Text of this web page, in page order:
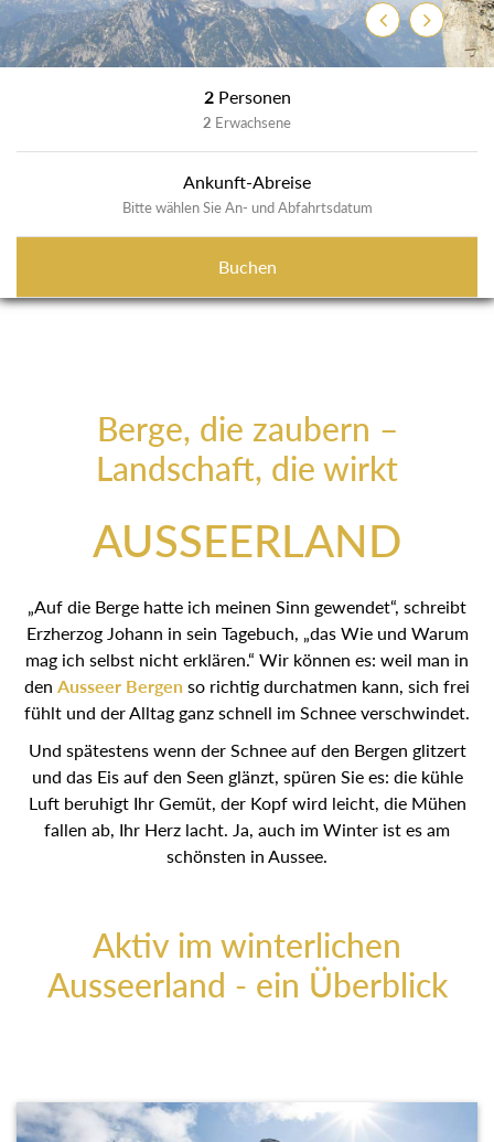
ZurückWeiter
2 Personen
2 Erwachsene
Ankunft-Abreise
Bitte wählen Sie An- und Abfahrtsdatum
Buchen
Berge, die zaubern –
Landschaft, die wirkt
AUSSEERLAND
„Auf die Berge hatte ich meinen Sinn gewendet“, schreibt
Erzherzog Johann in sein Tagebuch, „das Wie und Warum
mag ich selbst nicht erklären.“ Wir können es: weil man in
den Ausseer Bergenso richtig durchatmen kann, sich frei
fühlt und der Alltag ganz schnell im Schnee verschwindet.
Und spätestens wenn der Schnee auf den Bergen glitzert
und das Eis auf den Seen glänzt, spüren Sie es: die kühle
Luft beruhigt Ihr Gemüt, der Kopf wird leicht, die Mühen
fallen ab, Ihr Herz lacht. Ja, auch im Winter ist es am
schönsten in Aussee.
Aktiv im winterlichen
Ausseerland - ein Überblick